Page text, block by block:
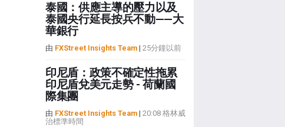
泰國：供應主導的壓力以及
泰國央行延長按兵不動——大
華銀行
由 FXStreet Insights Team| 25分鐘以前
印尼盾：政策不確定性拖累
印尼盾兌美元走勢 - 荷蘭國
際集團
由 FXStreet Insights Team| 20:08 格林威
治標準時間